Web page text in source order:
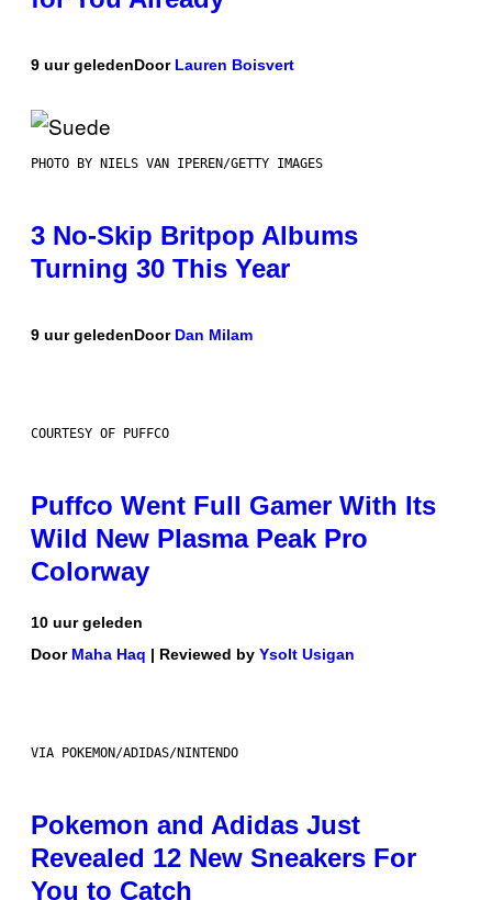
9 uur geledenDoor Lauren Boisvert
PHOTO BY NIELS VAN IPEREN/GETTY IMAGES
3 No-Skip Britpop Albums
Turning 30 This Year
9 uur geledenDoor Dan Milam
COURTESY OF PUFFCO
Puffco Went Full Gamer With Its
Wild New Plasma Peak Pro
Colorway
10 uur geleden
Door Maha Haq | Reviewed by Ysolt Usigan
VIA POKEMON/ADIDAS/NINTENDO
Pokemon and Adidas Just
Revealed 12 New Sneakers For
You to Catch